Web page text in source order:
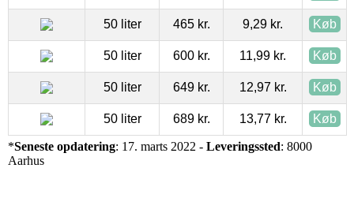
50 liter 465 kr. 9,29 kr. Køb
50 liter 600 kr. 11,99 kr. Køb
50 liter 649 kr. 12,97 kr. Køb
50 liter 689 kr. 13,77 kr. Køb
*Seneste opdatering: 17. marts 2022 - Leveringssted: 8000
Aarhus